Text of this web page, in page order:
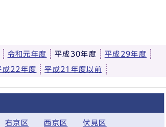
令和元年度 平成30年度 平成29年度
成22年度 平成21年度以前
右京区 西京区 伏見区